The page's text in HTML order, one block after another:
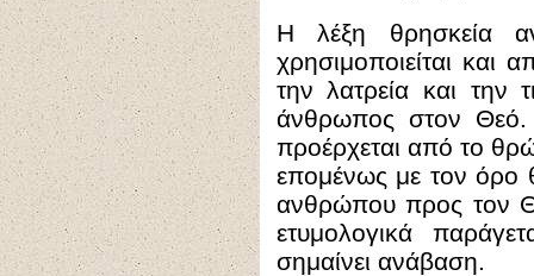
Η λέξη θρησκεία
χρησιμοποιείται
την λατρεία και την
άνθρωπος στον Θεό.
προέρχεται από το
επομένως με τον όρο
ανθρώπου προς τον
ετυμολογικά
σημαίνει ανάβαση.